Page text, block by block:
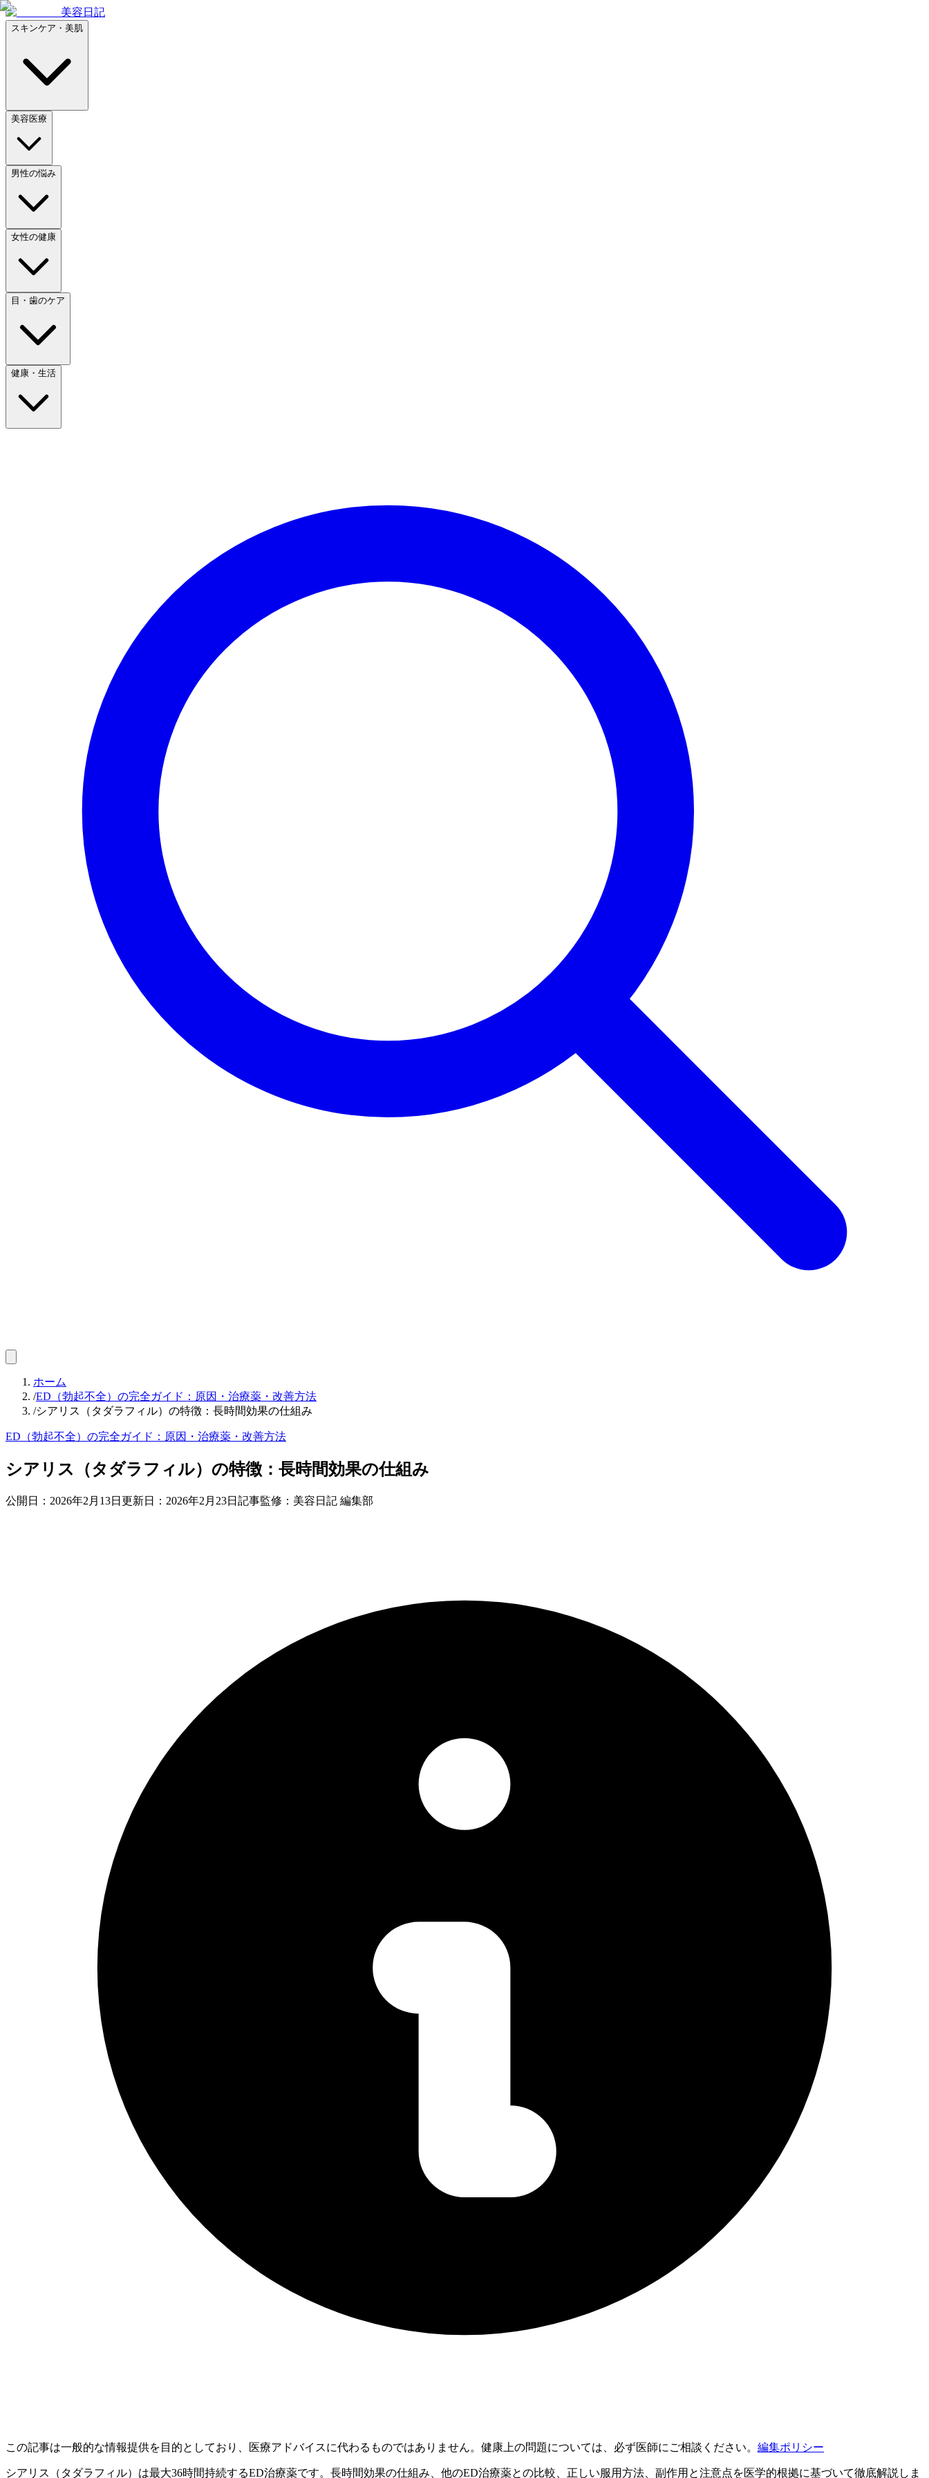
美容日記
スキンケア・美肌
美容医療
男性の悩み
女性の健康
目・歯のケア
健康・生活
ホーム
/ED（勃起不全）の完全ガイド：原因・治療薬・改善方法
/シアリス（タダラフィル）の特徴：長時間効果の仕組み
ED（勃起不全）の完全ガイド：原因・治療薬・改善方法
シアリス（タダラフィル）の特徴：長時間効果の仕組み
公開日： 2026年2月13日 更新日： 2026年2月23日 記事監修：美容日記 編集部
この記事は一般的な情報提供を目的としており、医療アドバイスに代わるものではありません。健康上の問題については、必ず医師にご相談ください。 編集ポリシー
シアリス（タダラフィル）は最大36時間持続するED治療薬です。長時間効果の仕組み、他のED治療薬との比較、正しい服用方法、副作用と注意点を医学的根拠に基づいて徹底解説しま